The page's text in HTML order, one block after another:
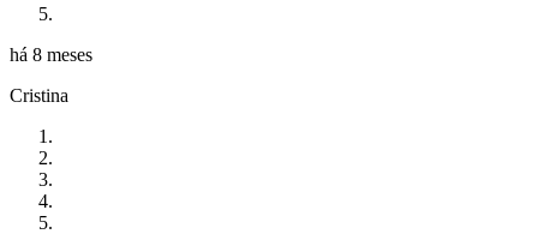
há 8 meses
Cristina